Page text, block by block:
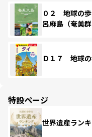
０２ 地球の
呂麻島（奄美
Ｄ１７ 地球
特設ページ
世界遺産ラン